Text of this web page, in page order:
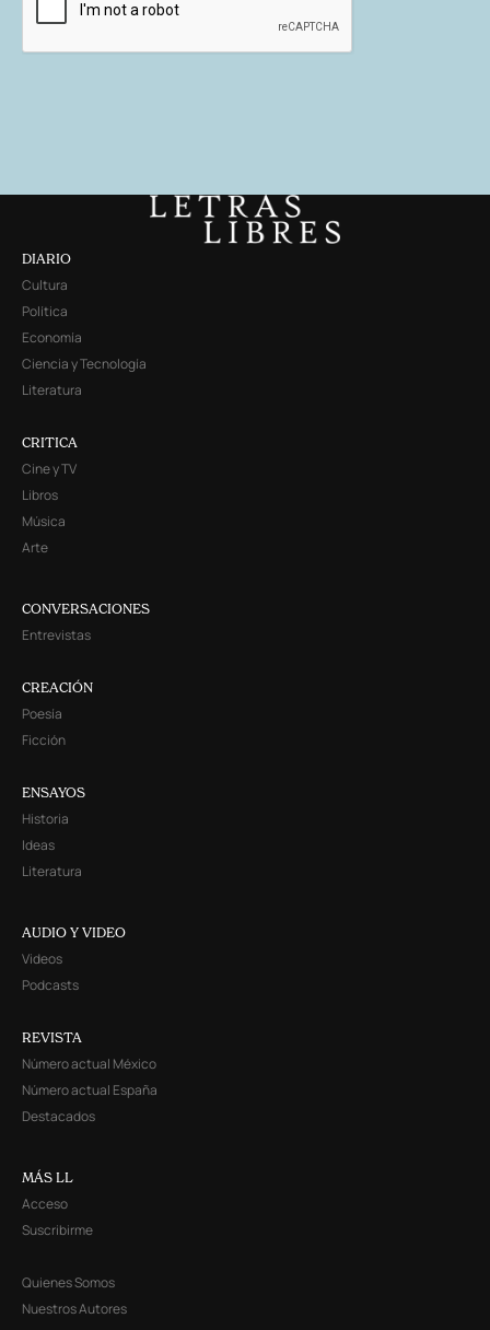
DIARIO
Cultura
Política
Economía
Ciencia y Tecnología
Literatura
CRITICA
Cine y TV
Libros
Música
Arte
CONVERSACIONES
Entrevistas
CREACIÓN
Poesía
Ficción
ENSAYOS
Historia
Ideas
Literatura
AUDIO Y VIDEO
Videos
Podcasts
REVISTA
Número actual México
Número actual España
Destacados
MÁS LL
Acceso
Suscribirme
Quienes Somos
Nuestros Autores